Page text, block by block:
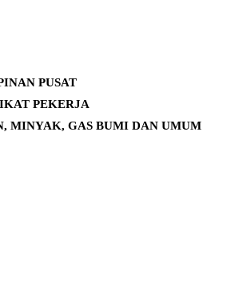
PUSAT
PEKERJA
MINYAK, GAS BUMI DAN UMUM